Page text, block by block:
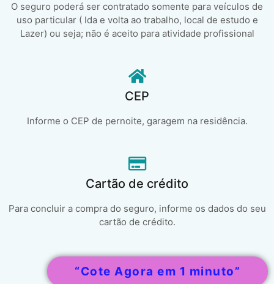
O seguro poderá ser contratado somente para veículos de
uso particular ( Ida e volta ao trabalho, local de estudo e
Lazer) ou seja; não é aceito para atividade profissional
CEP
Informe o CEP de pernoite, garagem na residência.
Cartão de crédito
Para concluir a compra do seguro, informe os dados do seu
cartão de crédito.
“Cote Agora em 1 minuto”